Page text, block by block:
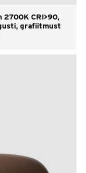
2700K CRI>90,
grafiitmust